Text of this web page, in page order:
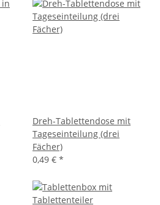
Dreh-Tablettendose mit
Tageseinteilung (drei
Fächer)
0,49 € *